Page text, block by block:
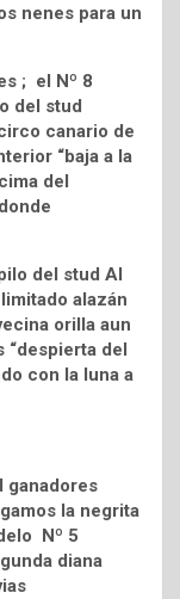
nenes para un
; el Nº 8
del stud
canario de
“baja a la
del
del stud Al
alazán
orilla aun
“despierta del
con la luna a
ganadores
la negrita
Nº 5
diana